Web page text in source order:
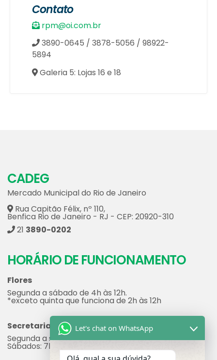
Contato
rpm@oi.com.br
3890-0645 / 3878-5056 / 98922-
5894
Galeria 5: Lojas 16 e 18
CADEG
Mercado Municipal do Rio de Janeiro
Rua Capitão Félix, nº 110,
Benfica Rio de Janeiro - RJ - CEP: 20920-310
21 3890-0202
HORÁRIO DE FUNCIONAMENTO
Flores
Segunda a sábado de 4h às 12h.
*exceto quinta que funciona de 2h às 12h
Secretaria
Segunda a sexta: 7h às 17h
Sábados: 7h às 12h
Let's chat on WhatsApp